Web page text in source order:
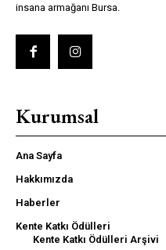
insana armağanı Bursa.
Kurumsal
Ana Sayfa
Hakkımızda
Haberler
Kente Katkı Ödülleri
Kente Katkı Ödülleri Arşivi